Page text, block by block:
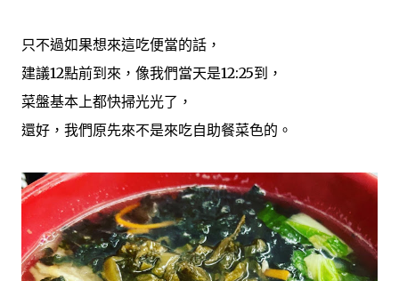
只不過如果想來這吃便當的話，
建議12點前到來，像我們當天是12:25到，
菜盤基本上都快掃光光了，
還好，我們原先來不是來吃自助餐菜色的。